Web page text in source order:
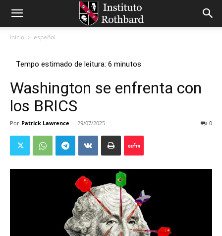
Início español
Washington se enfrenta con
los BRICS
Por Patrick Lawrence - 29/07/2025 0